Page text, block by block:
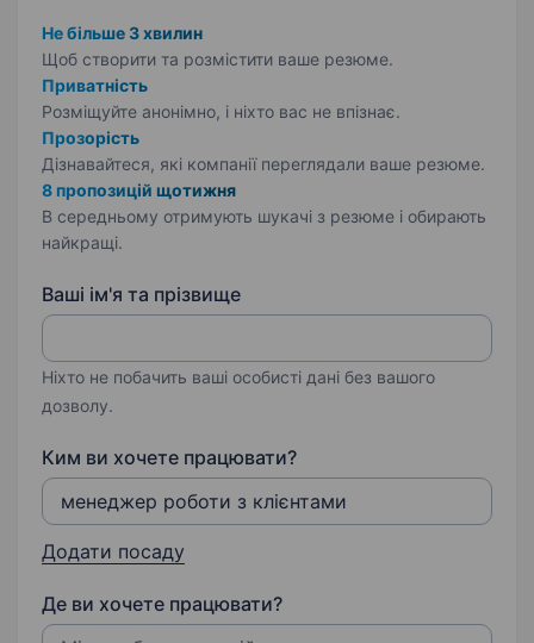
Не більше 3 хвилин
Щоб створити та розмістити ваше резюме.
Приватність
Розміщуйте анонімно, і ніхто вас не впізнає.
Прозорість
Дізнавайтеся, які компанії переглядали ваше резюме.
8 пропозицій щотижня
В середньому отримують шукачі з резюме і обирають
найкращі.
Ваші ім'я та прізвище
Ніхто не побачить ваші особисті дані без вашого
дозволу.
Ким ви хочете працювати?
Додати посаду
Де ви хочете працювати?